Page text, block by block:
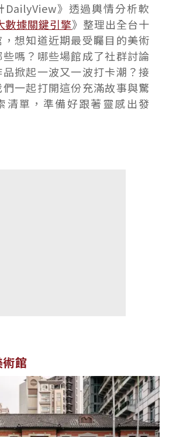
DailyView》透過輿情分析軟
數據關鍵引擎》整理出全台十
想知道近期最受矚目的美術
嗎？哪些場館成了社群討論
掀起一波又一波打卡潮？接
一起打開這份充滿故事與驚
清單，準備好跟著靈感出發
館